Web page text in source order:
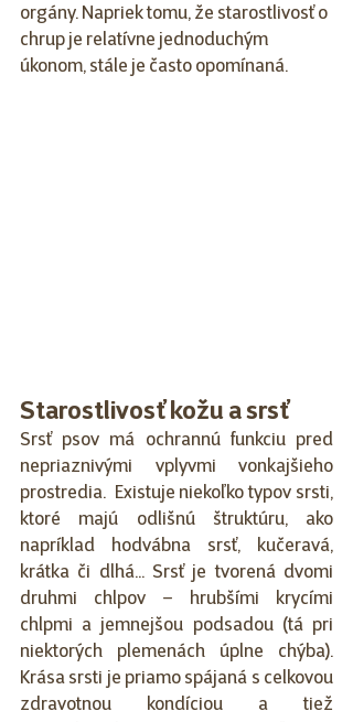
orgány. Napriek tomu, že starostlivosť o
chrup je relatívne jednoduchým
úkonom, stále je často opomínaná.
Starostlivosť kožu a srsť
Srsť psov má ochrannú funkciu pred
nepriaznivými vplyvmi vonkajšieho
prostredia.  Existuje niekoľko typov srsti,
ktoré majú odlišnú štruktúru, ako
napríklad hodvábna srsť, kučeravá,
krátka či dlhá... Srsť je tvorená dvomi
druhmi chlpov – hrubšími krycími
chlpmi a jemnejšou podsadou (tá pri
niektorých plemenách úplne chýba).
Krása srsti je priamo spájaná s celkovou
zdravotnou kondíciou a tiež